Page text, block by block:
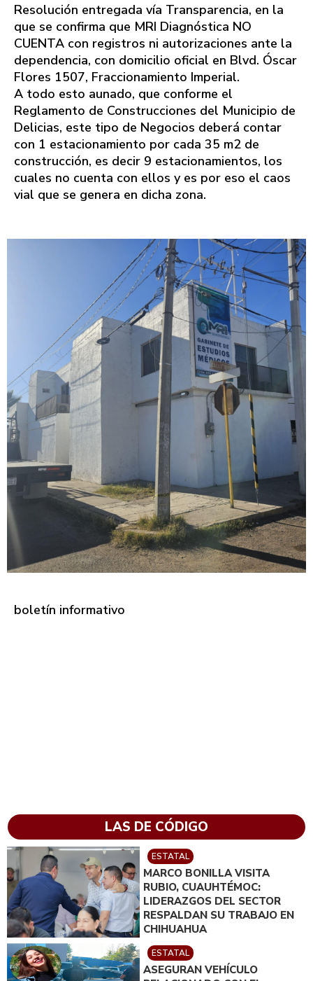
Resolución entregada vía Transparencia, en la
que se confirma que MRI Diagnóstica NO
CUENTA con registros ni autorizaciones ante la
dependencia, con domicilio oficial en Blvd. Óscar
Flores 1507, Fraccionamiento Imperial.
A todo esto aunado, que conforme el
Reglamento de Construcciones del Municipio de
Delicias, este tipo de Negocios deberá contar
con 1 estacionamiento por cada 35 m2 de
construcción, es decir 9 estacionamientos, los
cuales no cuenta con ellos y es por eso el caos
vial que se genera en dicha zona.
boletín informativo
LAS DE CÓDIGO
ESTATAL
MARCO BONILLA VISITA
RUBIO, CUAUHTÉMOC:
LIDERAZGOS DEL SECTOR
RESPALDAN SU TRABAJO EN
CHIHUAHUA
ESTATAL
ASEGURAN VEHÍCULO